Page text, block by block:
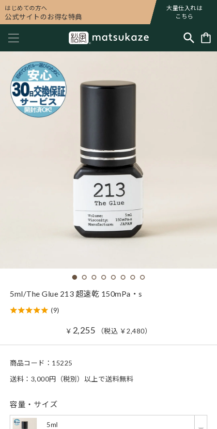
はじめての方へ
公式サイトのお得な特典
大量仕入れは
こちら
5ml/The Glue 213 超速乾 150mPa・s
(9)
￥ 2,255 （税込 ￥ 2,480）
商品コード： 15225
送料：3,000円（税別）以上で送料無料
容量・サイズ
5ml